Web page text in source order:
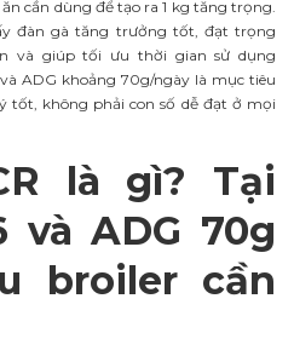
cần dùng để tạo ra 1 kg tăng trọng.
đàn gà tăng trưởng tốt, đạt trọng
và giúp tối ưu thời gian sử dụng
ADG khoảng 70g/ngày là mục tiêu
tốt, không phải con số dễ đạt ở mọi
là gì? Tại
và ADG 70g
broiler cần